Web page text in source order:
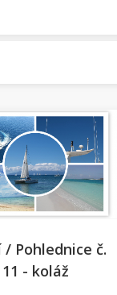
/ Pohlednice č.
11 - koláž